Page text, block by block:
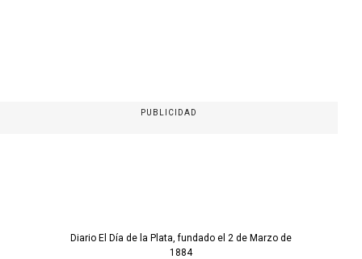
PUBLICIDAD
Diario El Día de la Plata, fundado el 2 de Marzo de
1884